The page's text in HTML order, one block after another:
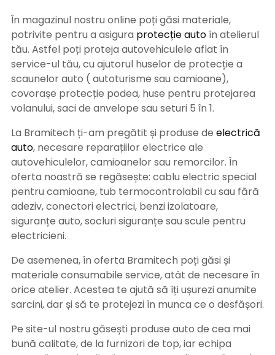
În magazinul nostru online poți găsi materiale,
potrivite pentru a asigura protecție autoîn atelierul
tău. Astfel poți proteja autovehiculele aflat în
service-ul tău, cu ajutorul huselor de protecție a
scaunelor auto ( autoturisme sau camioane),
covorașe protecție podea, huse pentru protejarea
volanului, saci de anvelope sau seturi 5 în 1.
La Bramitech ți-am pregătit și produse de electrică
auto, necesare reparațiilor electrice ale
autovehiculelor, camioanelor sau remorcilor. În
oferta noastră se regăsește: cablu electric special
pentru camioane, tub termocontrolabil cu sau fără
adeziv, conectori electrici, benzi izolatoare,
siguranțe auto, socluri siguranțe sau scule pentru
electricieni.
De asemenea, în oferta Bramitech poți găsi și
materiale consumabile service, atât de necesare în
orice atelier. Acestea te ajută să îți ușurezi anumite
sarcini, dar și să te protejezi în munca ce o desfășori.
Pe site-ul nostru găsești produse auto de cea mai
bună calitate, de la furnizori de top, iar echipa